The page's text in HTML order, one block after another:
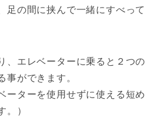
足の間に挟んで一緒にすべって
、エレベーターに乗ると２つの
事ができます。
ーターを使用せずに使える短め
。）